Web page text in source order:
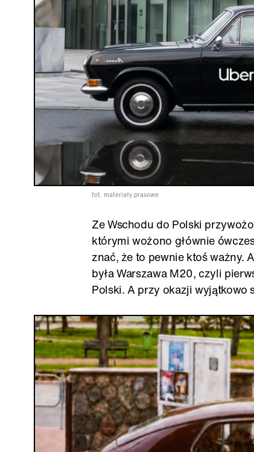
fot. materiały prasowe
Ze Wschodu do Polski
którymi wożono głównie
znać, że to pewnie ktoś ważny.
była Warszawa M20, czyli
Polski. A przy okazji wyjątkowo